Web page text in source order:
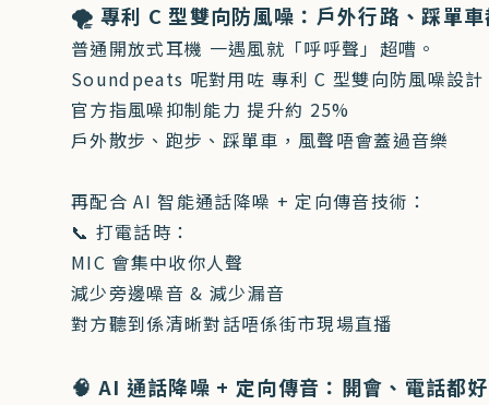
🌪 專利 C 型雙向防風噪：戶外行路、踩單
普通開放式耳機 一遇風就「呼呼聲」超嘈。
Soundpeats 呢對用咗 專利 C 型雙向防風噪設計
官方指風噪抑制能力 提升約 25%
戶外散步、跑步、踩單車，風聲唔會蓋過音樂
再配合 AI 智能通話降噪 + 定向傳音技術：
📞 打電話時：
MIC 會集中收你人聲
減少旁邊噪音 & 減少漏音
對方聽到係清晰對話唔係街市現場直播
🧠 AI 通話降噪 + 定向傳音：開會、電話都